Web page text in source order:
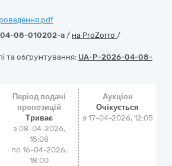
08-010202-a / на ProZorro /
та обґрунтування: UA-P-2026-04-08-
Період подачі
пропозицій
Триває
з 08-04-2026,
15:08
по 16-04-2026,
18:00
Аукціон
Очікується
з 17-04-2026, 12:05